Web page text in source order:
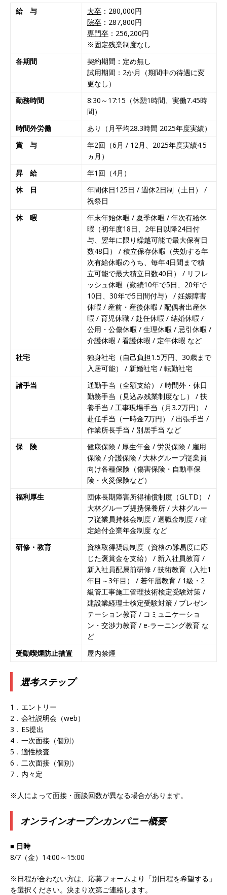
末薬品
体育会積極採用企業
[ 2026年1月26日 ] 【 体育会学生限定 】 企業の
詳細分析 AI活用アスキヤリセミナー ｜ 周りと差
をつけられる!! ｜ 予約フォーム
ト
【 体育会学生限定 】何から
始める？就活準備まるわかりアスキヤリセミナ
ー！ ｜ 予約フォーム
お勧めイベント
[ 2026年1月12日 ] 【 体育会学生限定 】人事が
[ 2026年1月9日 ]
｜ 5/16＠zoom 】 世界・国内トップレベル企業
多数参加!! ｜ 1日で最大12社！効率的に業界研究
ができる ｜ インターン選考に向けた36社合説 ｜
入退室自由
お勧めイベント
[ 2026年1月9日 ] （終了）≪ 27卒 ｜ 2/18@新
宿 ｜ 入退室自由 ≫ アスキヤリ限定特典 企業分
析レポートプレゼント!! ｜ 1日で10社以上の業
界・企業研究が可能!! ｜ 平均年収2,000万超の企
業も参加あり ｜ 業界の全体像がわかる20社合説
｜ 私服OK
お勧めイベント
[ 2026年1月8日 ] （終了）【 28卒 ｜ 6/7@梅田
｜ 入退室自由 】 1日で10社以上の業界・企業の
情報収集が可能!! ｜ 平均年収1,000万以上の企業
説 ｜ 私服OK
お勧めイベント
[ 2025年8月8日 ]
≪ 27卒 ｜ 文理不問!! ≫ JFEグ
ループの一員 ｜ 東京ガス認定のスーパー工事会
社 ｜ 都市のライフラインを最前線で支える ｜ 首
都圏勤務 ｜ 土日祝休み ｜ 年間休日120日 ｜ あ
すか創建
体育会積極採用企業
[ 2025年8月8日 ] ≪ 27卒 ｜ ES自動合格!! ≫ 国
内リーディングカンパニー ｜ 東京ドームの屋根
を作る膜加工メーカー ｜ 年間休日123日以上 ｜
土日完全休み ｜ 太陽工業
体育会積極採用企
｜ ピーエムジー
体育会積極採用企業
勤務 転勤なし ≫ 文理不問 ｜ 建物の「血管」で
自の配管技術で社会インフラを支える ｜ 年間休
給 与 大卒 ：280,000円
院卒 ：287,800円
専門卒 ：256,200円
※固定残業制度なし
各期間
契約期間：定め無し
試用期間：2か月（期間中の待遇に変
更なし）
勤務時間
8:30～17:15（休憩1時間、実働7.45時
間）
時間外労働
あり（月平均28.3時間 2025年度実績）
賞 与
年2回（6月 / 12月、2025年度実績4.5
ヵ月）
昇 給
年1回（4月）
休 日
年間休日125日 / 週休2日制（土日） /
祝祭日
休 暇
年末年始休暇 / 夏季休暇 / 年次有給休
暇（初年度18日、2年目以降24日付
与、翌年に限り繰越可能で最大保有日
数48日） / 積立保存休暇（失効する年
次有給休暇のうち、毎年4日間まで積
立可能で最大積立日数40日） / リフレ
ッシュ休暇（勤続10年で5日、20年で
10日、30年で5日間付与） / 妊娠障害
休暇 / 産前・産後休暇 / 配偶者出産休
暇 / 育児休職 / 赴任休暇 / 結婚休暇 /
公用・公傷休暇 / 生理休暇 / 忌引休暇 /
介護休暇 / 看護休暇 / 定年休暇 など
社宅
独身社宅（自己負担1.5万円、30歳まで
入居可能） / 新婚社宅 / 転勤社宅
諸手当
通勤手当（全額支給） / 時間外・休日
勤務手当（見込み残業制度なし） / 扶
養手当 / 工事現場手当（月3.2万円） /
赴任手当（一時金7万円） / 出張手当 /
作業所長手当 / 別居手当 など
保 険
健康保険 / 厚生年金 / 労災保険 / 雇用
保険 / 介護保険 / 大林グループ従業員
向け各種保険（傷害保険・自動車保
険・火災保険など）
福利厚生
団体長期障害所得補償制度（GLTD） /
大林グループ提携保養所 / 大林グルー
プ従業員持株会制度 / 退職金制度 / 確
定給付企業年金制度 など
研修・教育
資格取得奨励制度（資格の難易度に応
じた褒賞金を支給） / 新入社員教育 /
新入社員配属前研修 / 技術教育（入社1
年目～3年目） / 若年層教育 / 1級・2
級管工事施工管理技術検定受験対策 /
建設業経理士検定受験対策 / プレゼン
テーション教育 / コミュニケーショ
ン・交渉力教育 / e-ラーニング教育 な
ど
受動喫煙防止措置
屋内禁煙
選考ステップ
1．エントリー
2．会社説明会（web）
3．ES提出
4．一次面接（個別）
5．適性検査
6．二次面接（個別）
7．内々定
※人によって面接・面談回数が異なる場合があります。
オンラインオープンカンパニー概要
■ 日時
8/7（金）14:00～15:00
※日程が合わない方は、応募フォームより「別日程を希望する」
を選択ください。決まり次第ご連絡します。